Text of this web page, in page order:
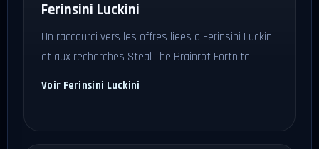
Ferinsini Luckini
Un raccourci vers les offres liees a Ferinsini Luckini
et aux recherches Steal The Brainrot Fortnite.
Voir Ferinsini Luckini